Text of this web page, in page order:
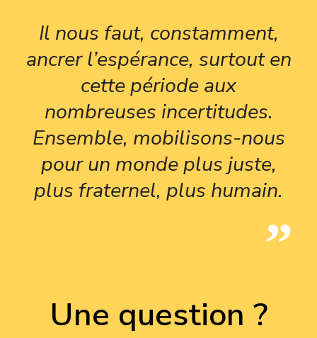
Il nous faut, constamment,
ancrer l’espérance, surtout en
cette période aux
nombreuses incertitudes.
Ensemble, mobilisons-nous
pour un monde plus juste,
plus fraternel, plus humain.
Une question ?